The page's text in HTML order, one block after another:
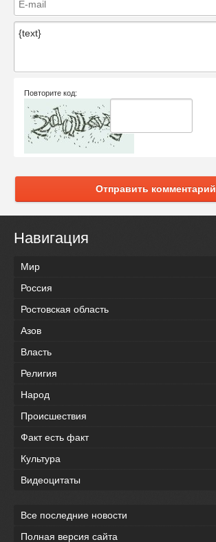
Повторите код:
Отправить комментарий
Навигация
Мир
Россия
Ростовская область
Азов
Власть
Религия
Народ
Происшествия
Факт есть факт
Культура
Видеоцитаты
Все последние новости
Полная версия сайта